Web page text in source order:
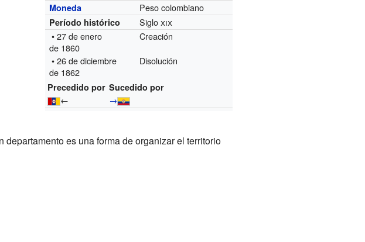
Moneda Peso colombiano
Período histórico Sigloxix
• 27 de enero
de 1860
Creación
• 26 de diciembre
de 1862
Disolución
Precedido por Sucedido por
← →
departamento es una forma de organizar el territorio